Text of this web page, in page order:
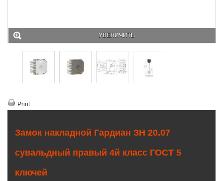
УВЕЛИЧИТЬ
Print
Замок накладной Гардиан ЗН 20.07
сувальдный правый 4й класс ГОСТ 5
ключей